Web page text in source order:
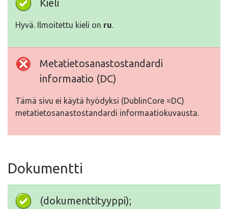
Kieli
Hyvä. Ilmoitettu kieli on ru.
Metatietosanastostandardi
informaatio (DC)
Tämä sivu ei käytä hyödyksi (DublinCore =DC)
metatietosanastostandardi informaatiokuvausta.
Dokumentti
(dokumenttityyppi);